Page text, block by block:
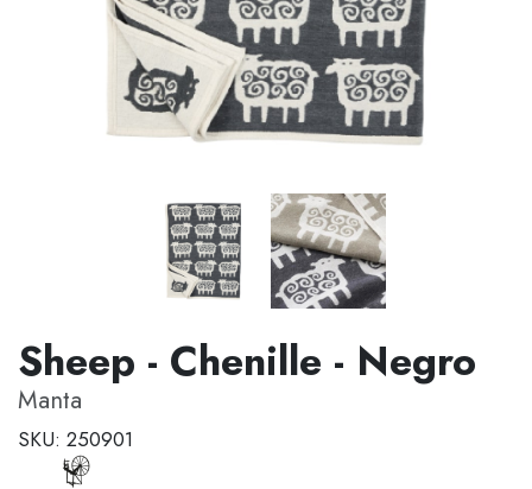
Sheep - Chenille - Negro
Manta
SKU: 250901